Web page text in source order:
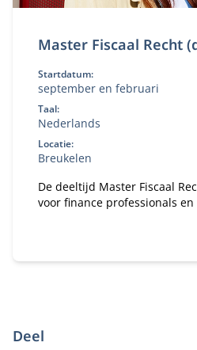
Master Fiscaal Recht
Startdatum:
september en februari
Taal:
Nederlands
Locatie:
Breukelen
De deeltijd Master Fiscaal
voor finance professionals
Deel